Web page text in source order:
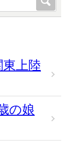
東上陸
の娘